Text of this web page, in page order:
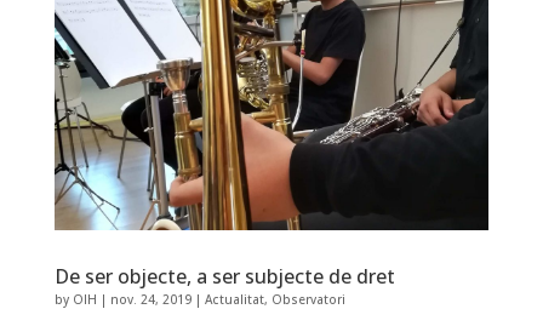
De ser objecte, a ser subjecte de dret
by OIH | nov. 24, 2019| Actualitat, Observatori